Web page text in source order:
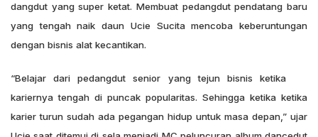
dangdut yang super ketat. Membuat pedangdut pendatang baru
yang tengah naik daun Ucie Sucita mencoba keberuntungan
dengan bisnis alat kecantikan.
“Belajar dari pedangdut senior yang tejun bisnis ketika
kariernya tengah di puncak popularitas. Sehingga ketika ketika
karier turun sudah ada pegangan hidup untuk masa depan,” ujar